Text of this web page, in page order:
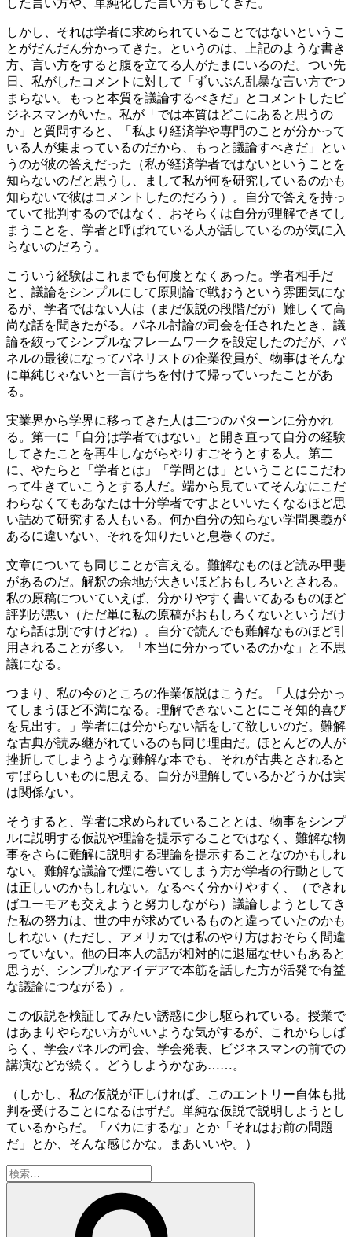
しかし、それは学者に求められていることではないというこ
とがだんだん分かってきた。というのは、上記のような書き
方、言い方をすると腹を立てる人がたまにいるのだ。つい先
日、私がしたコメントに対して「ずいぶん乱暴な言い方でつ
まらない。もっと本質を議論するべきだ」とコメントしたビ
ジネスマンがいた。私が「では本質はどこにあると思うの
か」と質問すると、「私より経済学や専門のことが分かって
いる人が集まっているのだから、もっと議論すべきだ」とい
うのが彼の答えだった（私が経済学者ではないということを
知らないのだと思うし、まして私が何を研究しているのかも
知らないで彼はコメントしたのだろう）。自分で答えを持っ
ていて批判するのではなく、おそらくは自分が理解できてし
まうことを、学者と呼ばれている人が話しているのが気に入
らないのだろう。
こういう経験はこれまでも何度となくあった。学者相手だ
と、議論をシンプルにして原則論で戦おうという雰囲気にな
るが、学者ではない人は（まだ仮説の段階だが）難しくて高
尚な話を聞きたがる。パネル討論の司会を任されたとき、議
論を絞ってシンプルなフレームワークを設定したのだが、パ
ネルの最後になってパネリストの企業役員が、物事はそんな
に単純じゃないと一言けちを付けて帰っていったことがあ
る。
実業界から学界に移ってきた人は二つのパターンに分かれ
る。第一に「自分は学者ではない」と開き直って自分の経験
してきたことを再生しながらやりすごそうとする人。第二
に、やたらと「学者とは」「学問とは」ということにこだわ
って生きていこうとする人だ。端から見ていてそんなにこだ
わらなくてもあなたは十分学者ですよといいたくなるほど思
い詰めて研究する人もいる。何か自分の知らない学問奥義が
あるに違いない、それを知りたいと息巻くのだ。
文章についても同じことが言える。難解なものほど読み甲斐
があるのだ。解釈の余地が大きいほどおもしろいとされる。
私の原稿についていえば、分かりやすく書いてあるものほど
評判が悪い（ただ単に私の原稿がおもしろくないというだけ
なら話は別ですけどね）。自分で読んでも難解なものほど引
用されることが多い。「本当に分かっているのかな」と不思
議になる。
つまり、私の今のところの作業仮説はこうだ。「人は分かっ
てしまうほど不満になる。理解できないことにこそ知的喜び
を見出す。」学者には分からない話をして欲しいのだ。難解
な古典が読み継がれているのも同じ理由だ。ほとんどの人が
挫折してしまうような難解な本でも、それが古典とされると
すばらしいものに思える。自分が理解しているかどうかは実
は関係ない。
そうすると、学者に求められていることとは、物事をシンプ
ルに説明する仮説や理論を提示することではなく、難解な物
事をさらに難解に説明する理論を提示することなのかもしれ
ない。難解な議論で煙に巻いてしまう方が学者の行動として
は正しいのかもしれない。なるべく分かりやすく、（できれ
ばユーモアも交えようと努力しながら）議論しようとしてき
た私の努力は、世の中が求めているものと違っていたのかも
しれない（ただし、アメリカでは私のやり方はおそらく間違
っていない。他の日本人の話が相対的に退屈なせいもあると
思うが、シンプルなアイデアで本筋を話した方が活発で有益
な議論につながる）。
この仮説を検証してみたい誘惑に少し駆られている。授業で
はあまりやらない方がいいような気がするが、これからしば
らく、学会パネルの司会、学会発表、ビジネスマンの前での
講演などが続く。どうしようかなあ……。
（しかし、私の仮説が正しければ、このエントリー自体も批
判を受けることになるはずだ。単純な仮説で説明しようとし
ているからだ。「バカにするな」とか「それはお前の問題
だ」とか、そんな感じかな。まあいいや。）
検
索: